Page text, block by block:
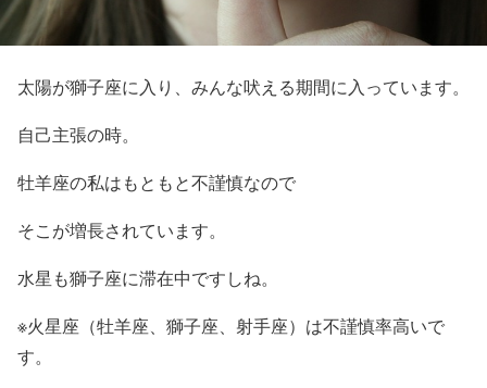
太陽が獅子座に入り、みんな吠える期間に入っています。
自己主張の時。
牡羊座の私はもともと不謹慎なので
そこが増長されています。
水星も獅子座に滞在中ですしね。
※火星座（牡羊座、獅子座、射手座）は不謹慎率高いで
す。